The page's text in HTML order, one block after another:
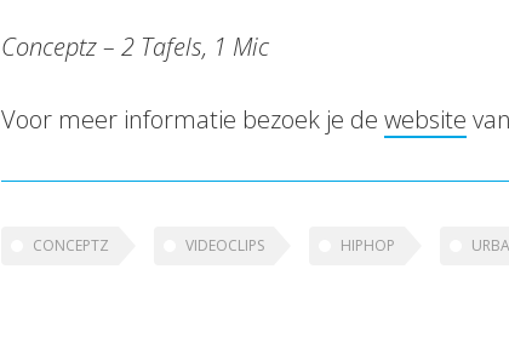
Conceptz – 2 Tafels, 1 Mic
Voor meer informatie bezoek je de website
CONCEPTZ VIDEOCLIPS HIPHOP